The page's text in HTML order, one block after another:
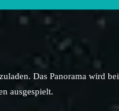
Das Panorama wird bei
ausgespielt.